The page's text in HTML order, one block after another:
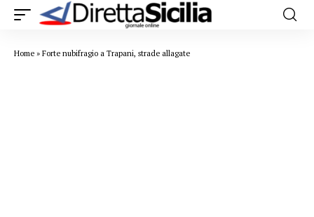
Home » Forte nubifragio a Trapani, strade allagate